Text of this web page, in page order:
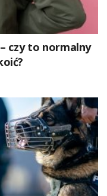
czy to normalny